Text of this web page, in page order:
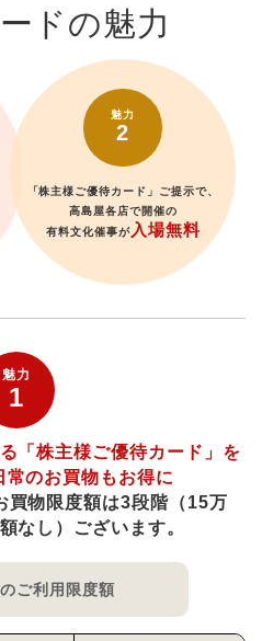
ドの魅力
魅力
2
「株主様ご優待カード」ご提示で、
高島屋各店で開催の
有料文化催事が入場無料
魅力
1
「株主様ご優待カード」を
常のお買物もお得に
買物限度額は3段階（15万
なし）ございます。
ご利用限度額